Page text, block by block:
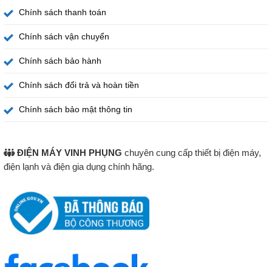
Chính sách thanh toán
Chính sách vận chuyển
Chính sách bảo hành
Chính sách đổi trả và hoàn tiền
Chính sách bảo mật thông tin
ĐIỆN MÁY VINH PHỤNG chuyên cung cấp thiết bị điện máy,
điện lạnh và điện gia dụng chính hãng.